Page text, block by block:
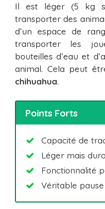
Il est léger (5 kg
transporter des
d’un espace de
transporter les
bouteilles d’eau et
animal. Cela peut
chihuahua.
Points Forts
Capacité de
Léger mais
Fonctionnalité
Véritable